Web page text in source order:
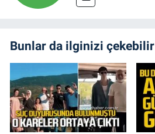
Bunlar da ilginizi çekebilir